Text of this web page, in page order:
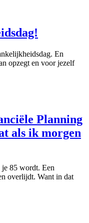
En
opzegt en voor jezelf
Planning
als ik morgen
je 85 wordt. Een
overlijdt. Want in dat